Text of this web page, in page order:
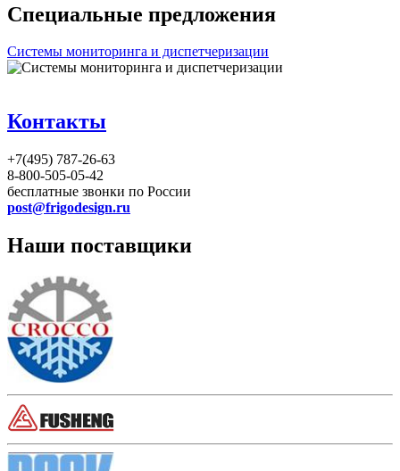
Специальные предложения
Системы мониторинга и диспетчеризации
Контакты
+7(495) 787-26-63
8-800-505-05-42
бесплатные звонки по России
post@frigodesign.ru
Наши поставщики